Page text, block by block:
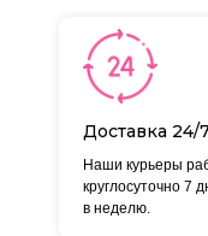
Доставка 24/
Наши курьеры
круглосуточно 7
в неделю.